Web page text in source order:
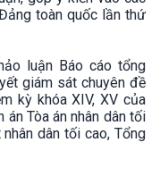
toàn quốc lần thứ
luận Báo cáo tổng
giám sát chuyên đề
kỳ khóa XIV, XV của
án Tòa án nhân dân tối
dân tối cao, Tổng